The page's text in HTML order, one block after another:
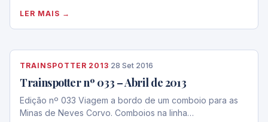
LER MAIS →
TRAINSPOTTER 2013·28 Set 2016
Trainspotter nº 033 – Abril de 2013
Edição nº 033 Viagem a bordo de um comboio para as
Minas de Neves Corvo. Comboios na linha…